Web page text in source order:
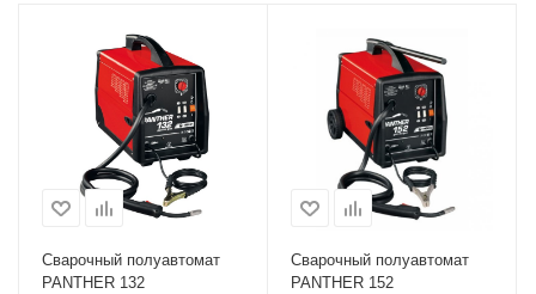
Сварочный полуавтомат
PANTHER 132
Сварочный полуавтомат
PANTHER 152